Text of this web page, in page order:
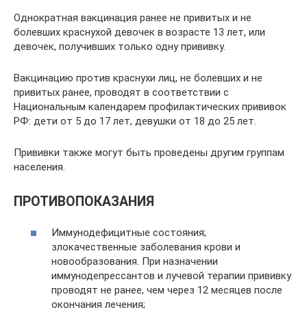
Однократная вакцинация ранее не привитых и не
болевших краснухой девочек в возрасте 13 лет, или
девочек, получивших только одну прививку.
Вакцинацию против краснухи лиц, не болевших и не
привитых ранее, проводят в соответствии с
Национальным календарем профилактических прививок
РФ: дети от 5 до 17 лет, девушки от 18 до 25 лет.
Прививки также могут быть проведены другим группам
населения.
ПРОТИВОПОКАЗАНИЯ
Иммунодефицитные состояния;
злокачественные заболевания крови и
новообразования. При назначении
иммунодепрессантов и лучевой терапии прививку
проводят не ранее, чем через 12 месяцев после
окончания лечения;